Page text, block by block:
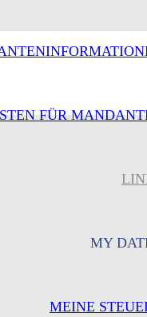
FÜR
MY
MEINE